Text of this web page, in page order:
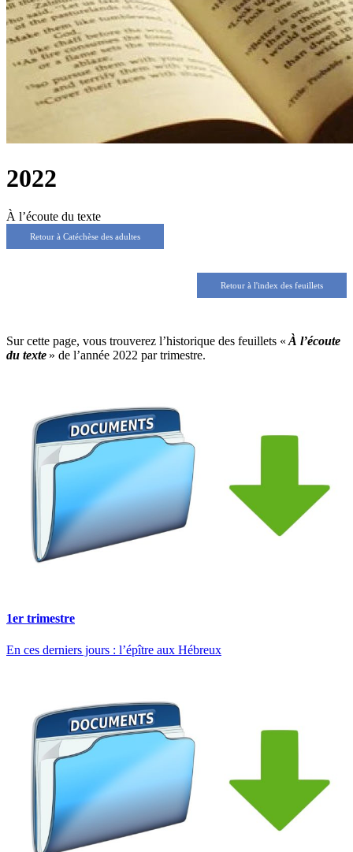
2022
À l’écoute du texte
Retour à Catéchèse des adultes
Retour à l'index des feuillets
Sur cette page, vous trouverez l’historique des feuillets « À l’écoute
du texte » de l’année 2022 par trimestre.
1er trimestre
En ces derniers jours : l’épître aux Hébreux